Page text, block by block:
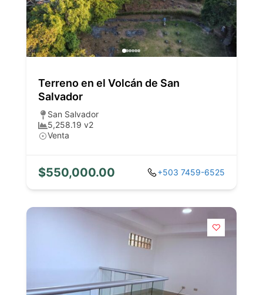
Terreno en el Volcán de San
Salvador
San Salvador
5,258.19 v2
Venta
$550,000.00 +503 7459-6525